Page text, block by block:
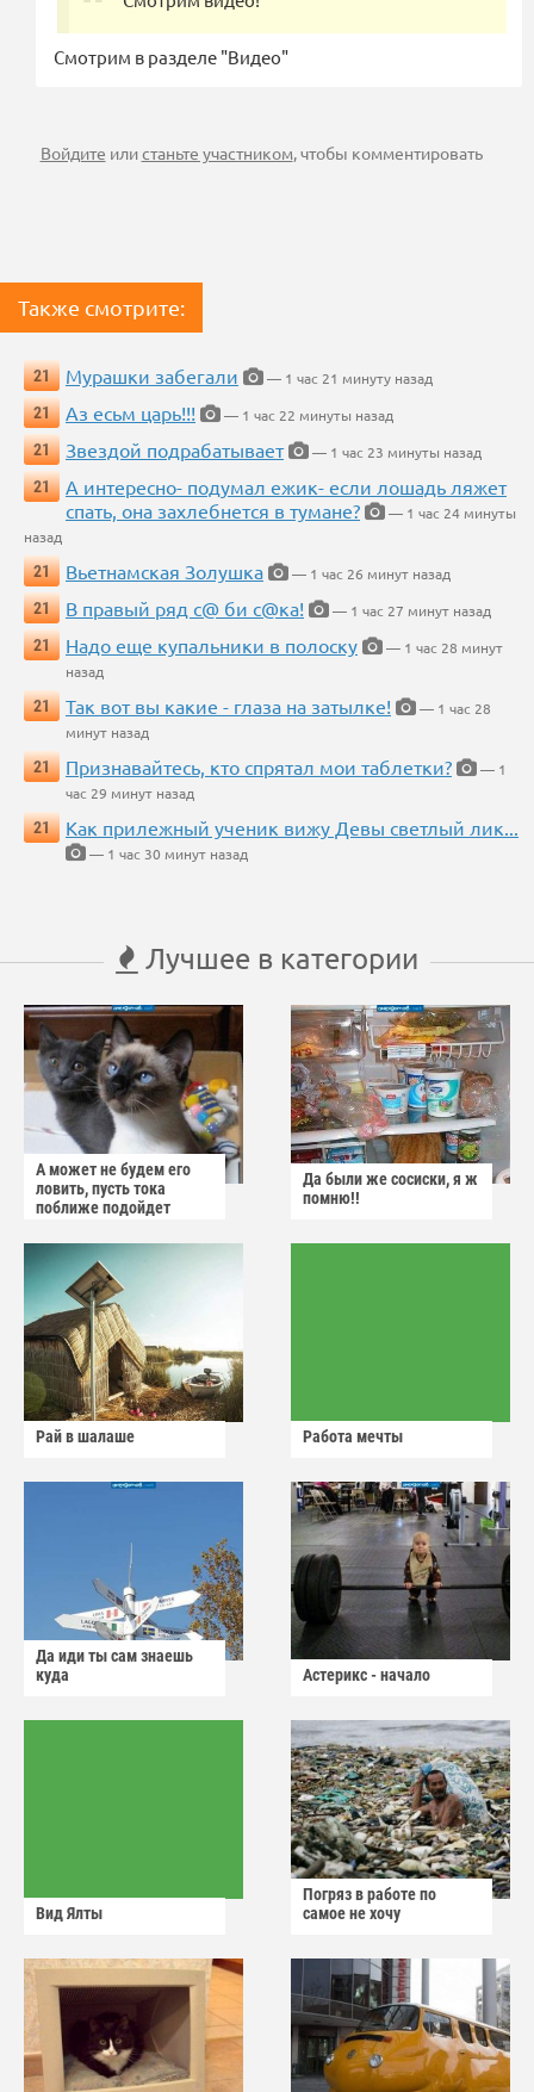
Смотрим в разделе "Видео"
Войдите илистаньте участником, чтобы комментировать
Также смотрите:
21 Мурашки забегали
— 1 час 21 минуту назад
21
Аз есьм царь!!!
— 1 час 22 минуты назад
21
Звездой подрабатывает
— 1 час 23 минуты назад
21
А интересно- подумал ежик- если лошадь ляжет
спать, она захлебнется в тумане?
— 1 час 24 минуты
назад
21
Вьетнамская Золушка
— 1 час 26 минут назад
21
В правый ряд с@ би с@ка!
— 1 час 27 минут назад
21
Надо еще купальники в полоску
— 1 час 28 минут
назад
21
Так вот вы какие - глаза на затылке!
— 1 час 28
минут назад
21
Признавайтесь, кто спрятал мои таблетки?
— 1
час 29 минут назад
21
Как прилежный ученик вижу Девы светлый лик...
— 1 час 30 минут назад
Лучшее в категории
А может не будем его
ловить, пусть тока
поближе подойдет
Да были же сосиски, я ж
помню!!
Рай в шалаше Работа мечты
Да иди ты сам знаешь
куда
Астерикс - начало
Вид Ялты
Погряз в работе по
самое не хочу